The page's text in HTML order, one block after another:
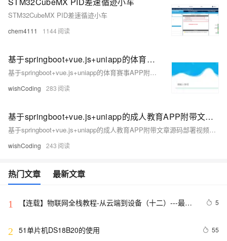
STM32CubeMX PID差速循迹小车
chem4111 1144
基于springboot+vue.js+uniapp的体育赛事APP附带文章源码部署视频讲解等
基于springboot+vue.js+uniapp的体育赛事APP附带文章源码部署视频讲解等
wishCoding 283
基于springboot+vue.js+uniapp的成人教育APP附带文章源码部署视频讲解等
基于springboot+vue.js+uniapp的成人教育APP附带文章源码部署视频讲解等
wishCoding 243
热门文章 最新文章
1
【连载】物联网全栈教程-从云端到设备（十二）---最简
5
2 51单片机DS18B20的使用 55